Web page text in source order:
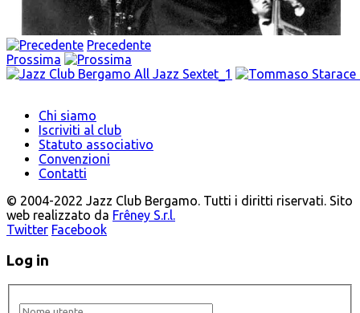
Precedente
Prossima
Chi siamo
Iscriviti al club
Statuto associativo
Convenzioni
Contatti
© 2004-2022 Jazz Club Bergamo. Tutti i diritti riservati. Sito
web realizzato da Frêney S.r.l.
Twitter Facebook
Log in